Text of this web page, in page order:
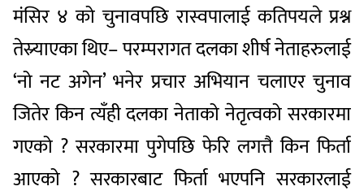
मंसिर ४ को चुनावपछि रास्वपालाई कतिपयले प्रश्न
तेस्र्याएका थिए– परम्परागत दलका शीर्ष नेताहरुलाई
‘नो नट अगेन’ भनेर प्रचार अभियान चलाएर चुनाव
जितेर किन त्यँही दलका नेताको नेतृत्वको सरकारमा
गएको ? सरकारमा पुगेपछि फेरि लगत्तै किन फिर्ता
आएको ? सरकारबाट फिर्ता भएपनि सरकारलाई